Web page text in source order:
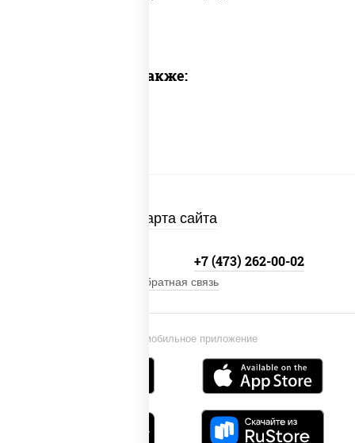
Предлагаем также:
Карта сайта
Установи мобильное приложение
+7 (473) 262-00-02
Обратная связь